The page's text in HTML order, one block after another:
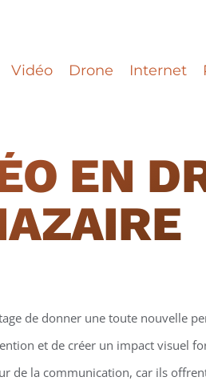
Vidéo Drone Internet
EN
de donner une toute nouvelle
et de créer un impact visuel
de la communication, car ils